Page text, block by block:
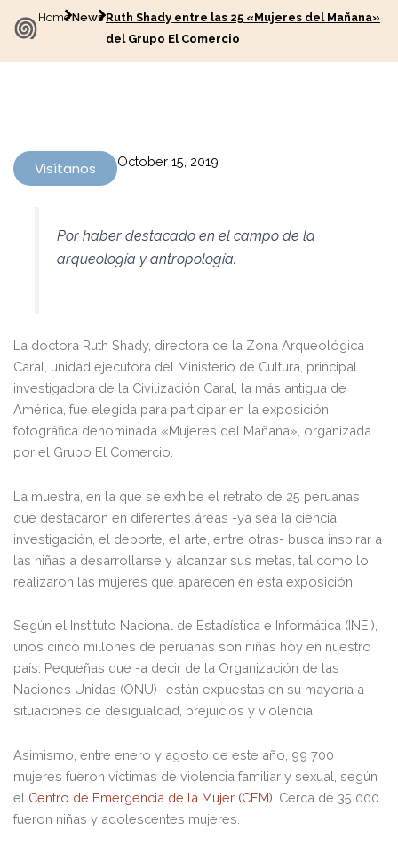
HomeNewsRuth Shady entre las 25 «Mujeres del Mañana»
del Grupo El Comercio
Visítanos October 15, 2019
Por haber destacado en el campo de la
arqueología y antropología.
La doctora Ruth Shady, directora de la Zona Arqueológica
Caral, unidad ejecutora del Ministerio de Cultura, principal
investigadora de la Civilización Caral, la más antigua de
América, fue elegida para participar en la exposición
fotográfica denominada «Mujeres del Mañana», organizada
por el Grupo El Comercio.
La muestra, en la que se exhibe el retrato de 25 peruanas
que destacaron en diferentes áreas -ya sea la ciencia,
investigación, el deporte, el arte, entre otras- busca inspirar a
las niñas a desarrollarse y alcanzar sus metas, tal como lo
realizaron las mujeres que aparecen en esta exposición.
Según el Instituto Nacional de Estadística e Informática (INEI),
unos cinco millones de peruanas son niñas hoy en nuestro
país. Pequeñas que -a decir de la Organización de las
Naciones Unidas (ONU)- están expuestas en su mayoría a
situaciones de desigualdad, prejuicios y violencia.
Asimismo, entre enero y agosto de este año, 99 700
mujeres fueron víctimas de violencia familiar y sexual, según
el Centro de Emergencia de la Mujer (CEM) . Cerca de 35 000
fueron niñas y adolescentes mujeres.